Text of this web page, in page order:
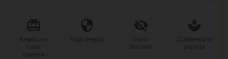
Regalo en
cada
compra
Pago seguro
Envío
discreto
Cuidemos el
planeta